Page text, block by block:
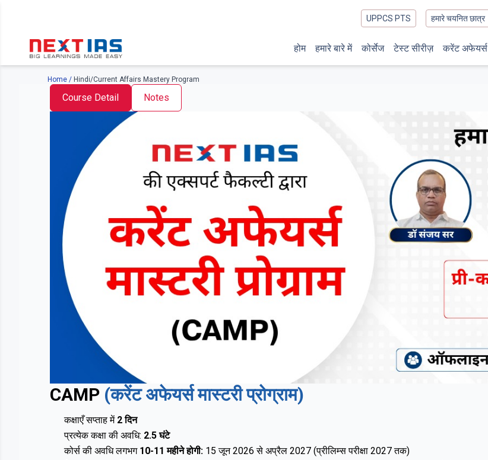
UPPCS PTS हमारे चयनित छात्र
होम हमारे बारे में कोर्सेज टेस्ट सीरीज़ करेंट अफेयर्स
Home / Hindi/Current Affairs Mastery Program
Course Detail Notes
CAMP (करेंट अफेयर्स मास्टरी प्रोग्राम)
कक्षाएँ सप्ताह में 2दिन
प्रत्येक कक्षा की अवधि: 2.5घंटे
कोर्स की अवधि लगभग 10-11 महीने होगी: 15 जून 2026 से अप्रैल 2027 (प्रीलिम्स परीक्षा 2027 तक)